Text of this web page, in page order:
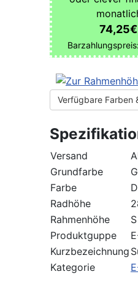
74,25€
Verfügbare Farben
Versand
Grundfarbe
Farbe
Radhöhe
Rahmenhöhe
S
Produktguppe
Kurzbezeichnung
Kategorie